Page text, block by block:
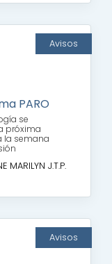
Avisos
PARO
se
próxima
la semana
MARILYN J.T.P.
Avisos